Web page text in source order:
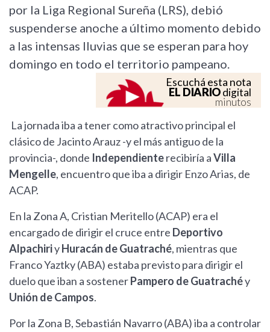
por la Liga Regional Sureña (LRS), debió
suspenderse anoche a último momento debido
a las intensas lluvias que se esperan para hoy
domingo en todo el territorio pampeano.
Escuchá esta nota
EL DIARIOdigital
minutos
La jornada iba a tener como atractivo principal el
clásico de Jacinto Arauz -y el más antiguo de la
provincia-, donde Independienterecibiría aVilla
Mengelle, encuentro que iba a dirigir Enzo Arias, de
ACAP.
En la Zona A, Cristian Meritello (ACAP) era el
encargado de dirigir el cruce entre Deportivo
AlpachiriyHuracán de Guatraché, mientras que
Franco Yaztky (ABA) estaba previsto para dirigir el
duelo que iban a sostenerPampero de Guatrachéy
Unión de Campos.
Por la Zona B, Sebastián Navarro (ABA) iba a controlar